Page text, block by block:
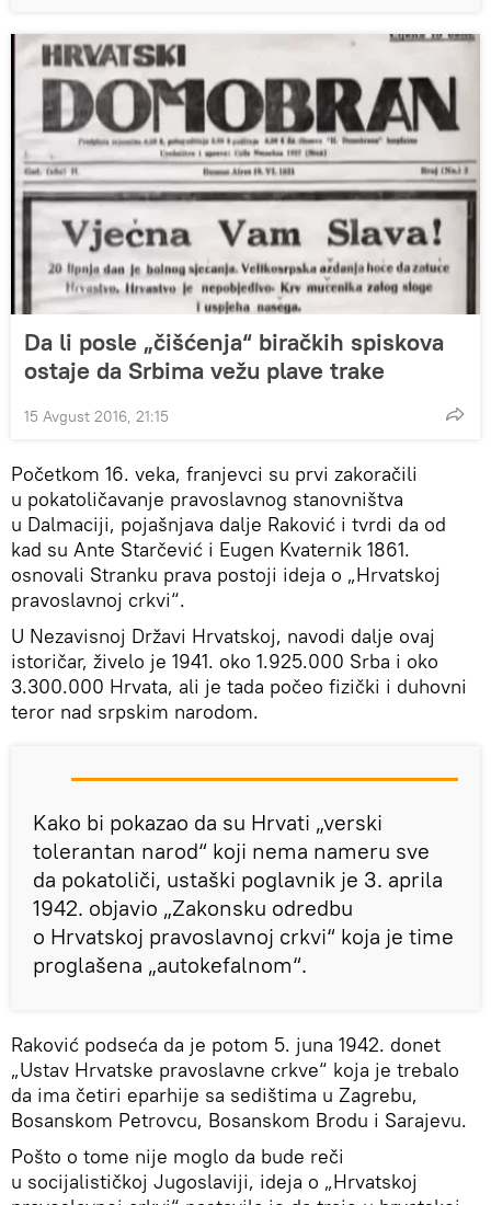
Da li posle „čišćenja“ biračkih spiskova
ostaje da Srbima vežu plave trake
15 Avgust 2016, 21:15
Početkom 16. veka, franjevci su prvi zakoračili
u pokatoličavanje pravoslavnog stanovništva
u Dalmaciji, pojašnjava dalje Raković i tvrdi da od
kad su Ante Starčević i Eugen Kvaternik 1861.
osnovali Stranku prava postoji ideja o „Hrvatskoj
pravoslavnoj crkvi“.
U Nezavisnoj Državi Hrvatskoj, navodi dalje ovaj
istoričar, živelo je 1941. oko 1.925.000 Srba i oko
3.300.000 Hrvata, ali je tada počeo fizički i duhovni
teror nad srpskim narodom.
Kako bi pokazao da su Hrvati „verski
tolerantan narod“ koji nema nameru sve
da pokatoliči, ustaški poglavnik je 3. aprila
1942. objavio „Zakonsku odredbu
o Hrvatskoj pravoslavnoj crkvi“ koja je time
proglašena „autokefalnom“.
Raković podseća da je potom 5. juna 1942. donet
„Ustav Hrvatske pravoslavne crkve“ koja je trebalo
da ima četiri eparhije sa sedištima u Zagrebu,
Bosanskom Petrovcu, Bosanskom Brodu i Sarajevu.
Pošto o tome nije moglo da bude reči
u socijalističkoj Jugoslaviji, ideja o „Hrvatskoj